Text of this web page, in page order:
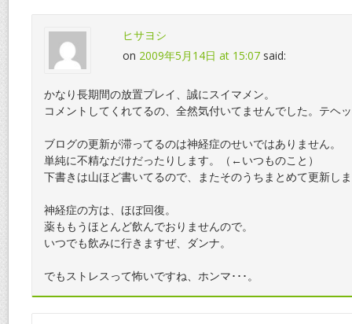
ヒサヨシ
on 2009年5月14日 at 15:07 said:
かなり長期間の放置プレイ、誠にスイマメン。
コメントしてくれてるの、全然気付いてませんでした。テヘ
ブログの更新が滞ってるのは神経症のせいではありません。
単純に不精なだけだったりします。（←いつものこと）
下書きは山ほど書いてるので、またそのうちまとめて更新し
神経症の方は、ほぼ回復。
薬ももうほとんど飲んでおりませんので。
いつでも飲みに行きますぜ、ダンナ。
でもストレスって怖いですね、ホンマ･･･。